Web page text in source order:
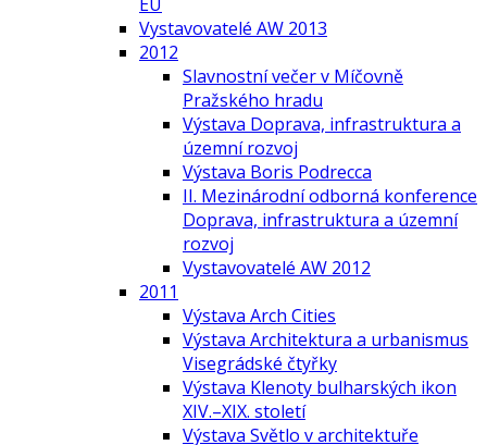
Vystavovatelé AW 2013
2012
Slavnostní večer v Míčovně
Pražského hradu
Výstava Doprava, infrastruktura a
územní rozvoj
Výstava Boris Podrecca
II. Mezinárodní odborná konference
Doprava, infrastruktura a územní
rozvoj
Vystavovatelé AW 2012
2011
Výstava Arch Cities
Výstava Architektura a urbanismus
Visegrádské čtyřky
Výstava Klenoty bulharských ikon
XIV.–XIX. století
Výstava Světlo v architektuře